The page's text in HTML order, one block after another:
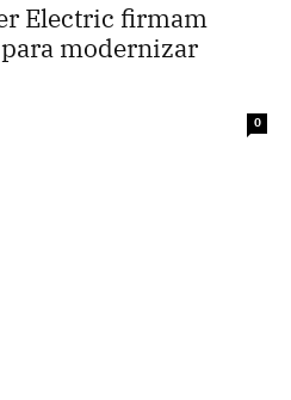
Electric firmam
modernizar
0